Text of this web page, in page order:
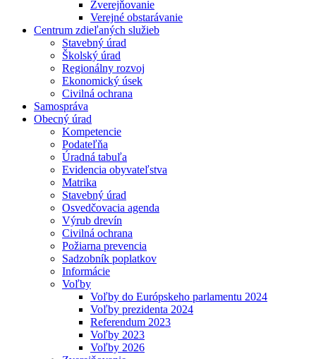
Zverejňovanie
Verejné obstarávanie
Centrum zdieľaných služieb
Stavebný úrad
Školský úrad
Regionálny rozvoj
Ekonomický úsek
Civilná ochrana
Samospráva
Obecný úrad
Kompetencie
Podateľňa
Úradná tabuľa
Evidencia obyvateľstva
Matrika
Stavebný úrad
Osvedčovacia agenda
Výrub drevín
Civilná ochrana
Požiarna prevencia
Sadzobník poplatkov
Informácie
Voľby
Voľby do Európskeho parlamentu 2024
Voľby prezidenta 2024
Referendum 2023
Voľby 2023
Voľby 2026